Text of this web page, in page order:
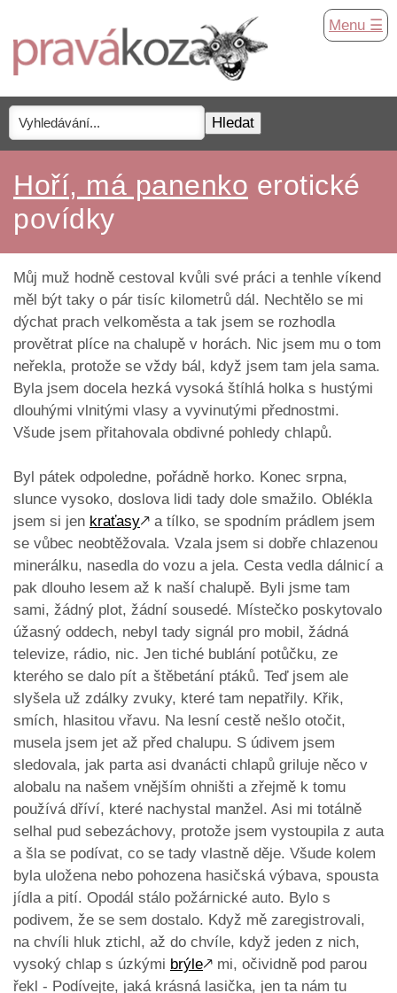
Menu ☰
Hoří, má panenko erotické
povídky
Můj muž hodně cestoval kvůli své práci a tenhle víkend
měl být taky o pár tisíc kilometrů dál. Nechtělo se mi
dýchat prach velkoměsta a tak jsem se rozhodla
provětrat plíce na chalupě v horách. Nic jsem mu o tom
neřekla, protože se vždy bál, když jsem tam jela sama.
Byla jsem docela hezká vysoká štíhlá holka s hustými
dlouhými vlnitými vlasy a vyvinutými přednostmi.
Všude jsem přitahovala obdivné pohledy chlapů.
Byl pátek odpoledne, pořádně horko. Konec srpna,
slunce vysoko, doslova lidi tady dole smažilo. Oblékla
jsem si jen kraťasy🡕 a tílko, se spodním prádlem jsem
se vůbec neobtěžovala. Vzala jsem si dobře chlazenou
minerálku, nasedla do vozu a jela. Cesta vedla dálnicí a
pak dlouho lesem až k naší chalupě. Byli jsme tam
sami, žádný plot, žádní sousedé. Místečko poskytovalo
úžasný oddech, nebyl tady signál pro mobil, žádná
televize, rádio, nic. Jen tiché bublání potůčku, ze
kterého se dalo pít a štěbetání ptáků. Teď jsem ale
slyšela už zdálky zvuky, které tam nepatřily. Křik,
smích, hlasitou vřavu. Na lesní cestě nešlo otočit,
musela jsem jet až před chalupu. S údivem jsem
sledovala, jak parta asi dvanácti chlapů griluje něco v
alobalu na našem vnějším ohništi a zřejmě k tomu
používá dříví, které nachystal manžel. Asi mi totálně
selhal pud sebezáchovy, protože jsem vystoupila z auta
a šla se podívat, co se tady vlastně děje. Všude kolem
byla uložena nebo pohozena hasičská výbava, spousta
jídla a pití. Opodál stálo požárnické auto. Bylo s
podivem, že se sem dostalo. Když mě zaregistrovali,
na chvíli hluk ztichl, až do chvíle, když jeden z nich,
vysoký chlap s úzkými brýle🡕 mi, očividně pod parou
řekl - Podívejte, jaká krásná lasička, jen ta nám tu